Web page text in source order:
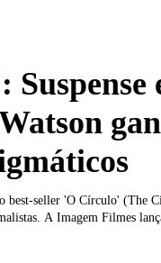
Suspense
best-seller 'O Círculo' (The
A Imagem Filmes